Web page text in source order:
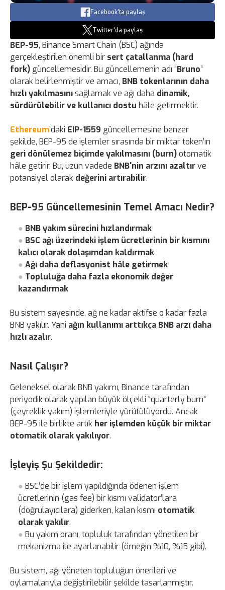
Facebook'ta paylaş
Twitter'da paylaş
BEP-95, Binance Smart Chain (BSC) ağında
gerçekleştirilen önemli bir sert çatallanma (hard
fork) güncellemesidir. Bu güncellemenin adı “Bruno”
olarak belirlenmiştir ve amacı, BNB tokenlarının daha
hızlı yakılmasınısağlamak ve ağı daha dinamik,
sürdürülebilir ve kullanıcı dostu hâle getirmektir.
Ethereum’daki EIP-1559 güncellemesine benzer
şekilde, BEP-95 de işlemler sırasında bir miktar token’ın
geri dönülemez biçimde yakılmasını (burn)otomatik
hâle getirir. Bu, uzun vadede BNB'nin arzını azaltırve
potansiyel olarak değerini artırabilir.
BEP-95 Güncellemesinin Temel Amacı Nedir?
BNB yakım sürecini hızlandırmak
BSC ağı üzerindeki işlem ücretlerinin bir kısmını
kalıcı olarak dolaşımdan kaldırmak
Ağı daha deflasyonist hâle getirmek
Topluluğa daha fazla ekonomik değer
kazandırmak
Bu sistem sayesinde, ağ ne kadar aktifse o kadar fazla
BNB yakılır. Yani ağın kullanımı arttıkça BNB arzı daha
hızlı azalır.
Nasıl Çalışır?
Geleneksel olarak BNB yakımı, Binance tarafından
periyodik olarak yapılan büyük ölçekli "quarterly burn"
(çeyreklik yakım) işlemleriyle yürütülüyordu. Ancak
BEP-95 ile birlikte artık her işlemden küçük bir miktar
otomatik olarak yakılıyor.
İşleyiş Şu Şekildedir:
BSC’de bir işlem yapıldığında ödenen işlem
ücretlerinin (gas fee) bir kısmı validator’lara
(doğrulayıcılara) giderken, kalan kısmı otomatik
olarak yakılır.
Bu yakım oranı, topluluk tarafından yönetilen bir
mekanizma ile ayarlanabilir (örneğin %10, %15 gibi).
Bu sistem, ağı yöneten topluluğun önerileri ve
oylamalarıyla değiştirilebilir şekilde tasarlanmıştır.